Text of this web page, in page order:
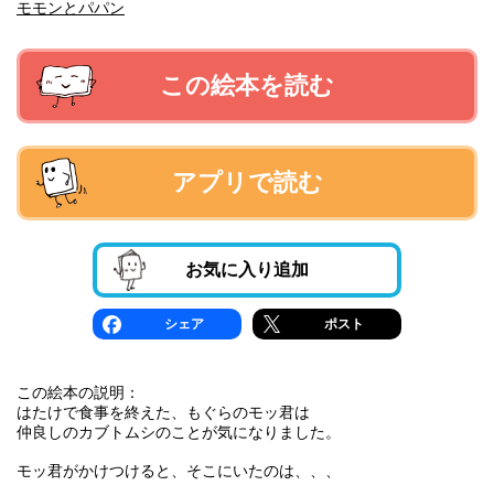
モモンとパパン
この絵本を読む
アプリで読む
お気に入り追加
シェア ポスト
この絵本の説明：
はたけで食事を終えた、もぐらのモッ君は
仲良しのカブトムシのことが気になりました。
モッ君がかけつけると、そこにいたのは、、、